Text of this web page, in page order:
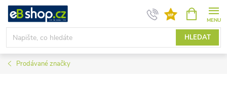
Přejít
obsah
HLEDAT
NÁKUPNÍ
KOŠÍK
Prodávané značky